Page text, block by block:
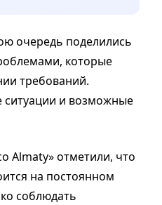
очередь поделились
которые
требований.
и возможные
Almaty» отметили, что
на постоянном
соблюдать